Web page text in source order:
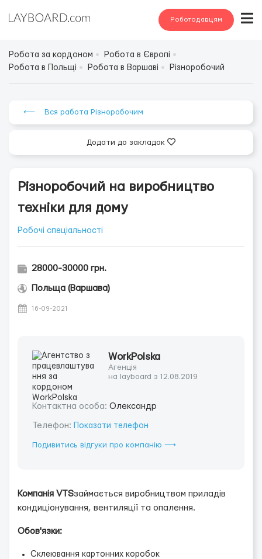
Роботодавцям
Робота за кордоном
Робота в Європі
Робота в Польщі
Робота в Варшаві Різноробочий
⟵ Вся работа Різноробочим
Додати до закладок
Різноробочий на виробництво
техніки для дому
Робочі спеціальності
28000-30000 грн.
Польща (Варшава)
16-09-2021
WorkPolska
Агенція
на layboard з 12.08.2019
Контактна особа: Олександр
Телефон: Показати телефон
Подивитись відгуки про компанію ⟶
Компанія VTSзаймається виробництвом приладів
кондиціонування, вентиляції та опалення.
Обов'язки:
Склеювання картонних коробок